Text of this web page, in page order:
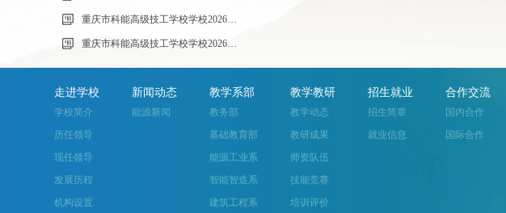
走进学校
学校简介
历任领导
现任领导
发展历程
机构设置
新闻动态
能源新闻
教学系部
教务部
基础教育部
能源工业系
智能智造系
建筑工程系
教学教研
教学动态
教研成果
师资队伍
技能竞赛
培训评价
招生就业
招生简章
就业信息
合作交流
国内合作
国际合作